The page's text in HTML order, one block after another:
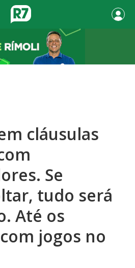
cláusulas
Se
tudo será
Até os
jogos no